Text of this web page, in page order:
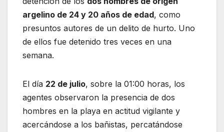
argelino de 24 y 20 años de edad, como
presuntos autores de un delito de hurto. Uno
de ellos fue detenido tres veces en una
semana.
El día 22 de julio, sobre la 01:00 horas, los
agentes observaron la presencia de dos
hombres en la playa en actitud vigilante y
acercándose a los bañistas, percatándose